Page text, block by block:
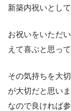
新築内祝いとし
お祝いをいただ
えて喜ぶと思っ
その気持ちを大
が大切だと思い
なので良ければ